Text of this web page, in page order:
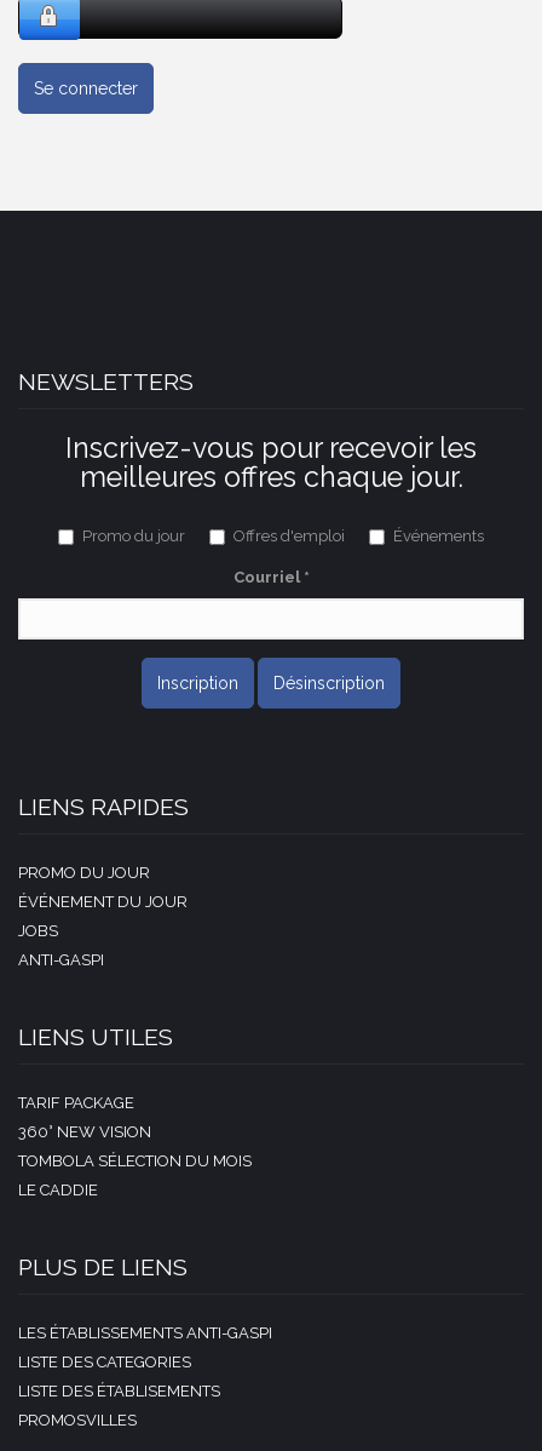
Se connecter
NEWSLETTERS
Inscrivez-vous pour recevoir les
meilleures offres chaque jour.
Promo du jour Offres d'emploi Événements
Courriel *
Inscription Désinscription
LIENS RAPIDES
PROMO DU JOUR
ÉVÉNEMENT DU JOUR
JOBS
ANTI-GASPI
LIENS UTILES
TARIF PACKAGE
360° NEW VISION
TOMBOLA SÉLECTION DU MOIS
LE CADDIE
PLUS DE LIENS
LES ÉTABLISSEMENTS ANTI-GASPI
LISTE DES CATEGORIES
LISTE DES ÉTABLISEMENTS
PROMOSVILLES